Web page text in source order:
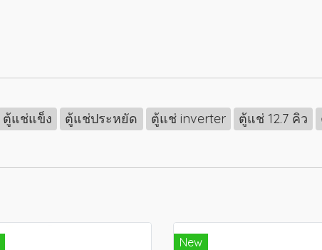
ตู้แช่แข็ง ตู้แช่ประหยัด ตู้แช่ inverter ตู้แช่ 12.7 คิว
New